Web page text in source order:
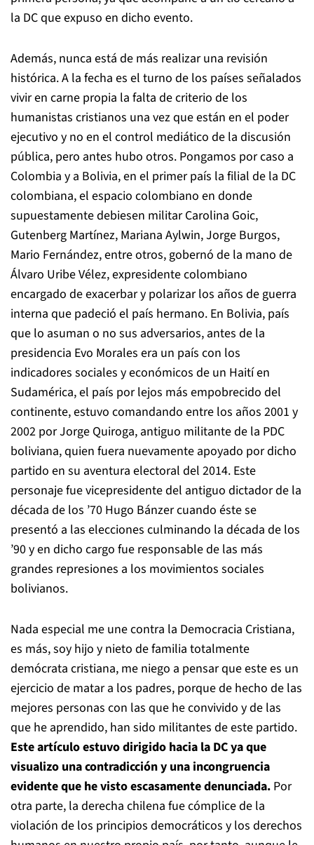
la DC que expuso en dicho evento.
Además, nunca está de más realizar una revisión
histórica. A la fecha es el turno de los países señalados
vivir en carne propia la falta de criterio de los
humanistas cristianos una vez que están en el poder
ejecutivo y no en el control mediático de la discusión
pública, pero antes hubo otros. Pongamos por caso a
Colombia y a Bolivia, en el primer país la filial de la DC
colombiana, el espacio colombiano en donde
supuestamente debiesen militar Carolina Goic,
Gutenberg Martínez, Mariana Aylwin, Jorge Burgos,
Mario Fernández, entre otros, gobernó de la mano de
Álvaro Uribe Vélez, expresidente colombiano
encargado de exacerbar y polarizar los años de guerra
interna que padeció el país hermano. En Bolivia, país
que lo asuman o no sus adversarios, antes de la
presidencia Evo Morales era un país con los
indicadores sociales y económicos de un Haití en
Sudamérica, el país por lejos más empobrecido del
continente, estuvo comandando entre los años 2001 y
2002 por Jorge Quiroga, antiguo militante de la PDC
boliviana, quien fuera nuevamente apoyado por dicho
partido en su aventura electoral del 2014. Este
personaje fue vicepresidente del antiguo dictador de la
década de los ’70 Hugo Bánzer cuando éste se
presentó a las elecciones culminando la década de los
’90 y en dicho cargo fue responsable de las más
grandes represiones a los movimientos sociales
bolivianos.
Nada especial me une contra la Democracia Cristiana,
es más, soy hijo y nieto de familia totalmente
demócrata cristiana, me niego a pensar que este es un
ejercicio de matar a los padres, porque de hecho de las
mejores personas con las que he convivido y de las
que he aprendido, han sido militantes de este partido.
Este artículo estuvo dirigido hacia la DC ya que
visualizo una contradicción y una incongruencia
evidente que he visto escasamente denunciada. Por
otra parte, la derecha chilena fue cómplice de la
violación de los principios democráticos y los derechos